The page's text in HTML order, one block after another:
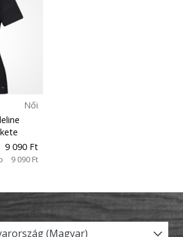
Női
9 090 Ft
9 090 Ft
(Magyar)